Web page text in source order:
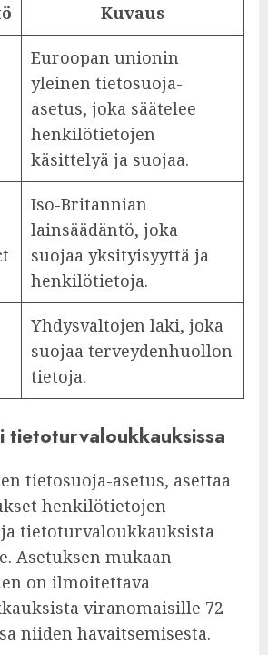
Kuvaus
Euroopan unionin
yleinen tietosuoja-
asetus, joka säätelee
henkilötietojen
käsittelyä ja suojaa.
Iso-Britannian
lainsäädäntö, joka
suojaa yksityisyyttä ja
henkilötietoja.
Yhdysvaltojen laki, joka
suojaa terveydenhuollon
tietoja.
tietoturvaloukkauksissa
tietosuoja-asetus, asettaa
henkilötietojen
tietoturvaloukkauksista
Asetuksen mukaan
on ilmoitettava
viranomaisille 72
niiden havaitsemisesta.